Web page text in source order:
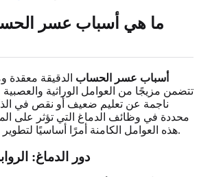
ما هي أسباب عسر
أسباب عسر الحساب الدقيقة معقدة
تتضمن مزيجًا من العوامل الوراثية والعصبية
ناجمة عن تعليم ضعيف أو نقص في
محددة في وظائف الدماغ التي تؤثر على
هذه العوامل الكامنة أمرًا أساسيًا لتطوير استراتيجيات دعم فعالة.
دور الدماغ: